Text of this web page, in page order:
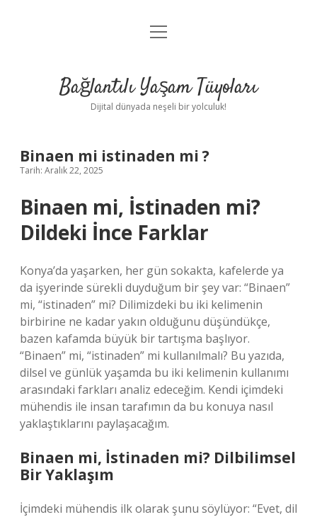
Anasayfa
Yasal Uyarı
menüyü
Bağlantılı Yaşam Tüyoları
Dijital dünyada neşeli bir yolculuk!
Binaen mi istinaden mi ?
Tarih: Aralık 22, 2025
Binaen mi, İstinaden mi?
Dildeki İnce Farklar
Konya’da yaşarken, her gün sokakta, kafelerde ya
da işyerinde sürekli duyduğum bir şey var: “Binaen”
mi, “istinaden” mi? Dilimizdeki bu iki kelimenin
birbirine ne kadar yakın olduğunu düşündükçe,
bazen kafamda büyük bir tartışma başlıyor.
“Binaen” mi, “istinaden” mi kullanılmalı? Bu yazıda,
dilsel ve günlük yaşamda bu iki kelimenin kullanımı
arasındaki farkları analiz edeceğim. Kendi içimdeki
mühendis ile insan tarafımın da bu konuya nasıl
yaklaştıklarını paylaşacağım.
Binaen mi, İstinaden mi? Dilbilimsel
Bir Yaklaşım
İçimdeki mühendis ilk olarak şunu söylüyor: “Evet, dil